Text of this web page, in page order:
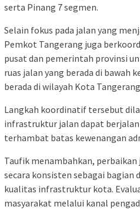
serta Pinang 7 segmen.
Selain fokus pada jalan yang
Pemkot Tangerang juga
pusat dan pemerintah provinsi
ruas jalan yang berada di bawah
berada di wilayah Kota
Langkah koordinatif tersebut
infrastruktur jalan dapat
terhambat batas kewenangan
Taufik menambahkan,
secara konsisten sebagai
kualitas infrastruktur kota.
masyarakat melalui kanal